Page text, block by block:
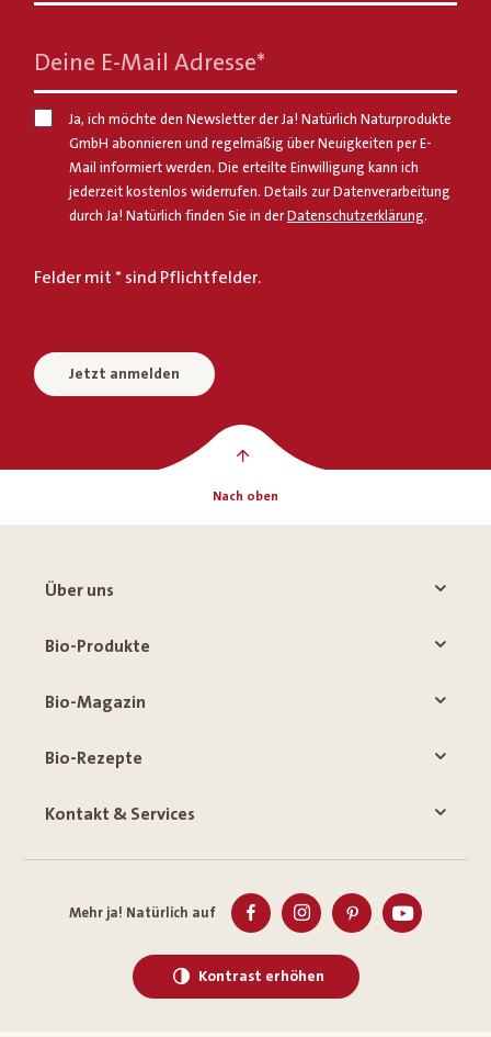
Deine E-Mail Adresse*
Ja, ich möchte den Newsletter der Ja! Natürlich Naturprodukte
GmbH abonnieren und regelmäßig über Neuigkeiten per E-
Mail informiert werden. Die erteilte Einwilligung kann ich
jederzeit kostenlos widerrufen. Details zur Datenverarbeitung
durch Ja! Natürlich finden Sie in der Datenschutzerklärung.
Felder mit * sind Pflichtfelder.
Jetzt anmelden
Nach oben
Über uns
Bio-Produkte
Bio-Magazin
Bio-Rezepte
Kontakt & Services
Mehr ja! Natürlich auf
Kontrast erhöhen